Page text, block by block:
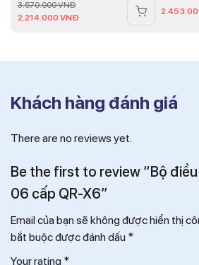
3.570.000VNĐ
2.214.000 VNĐ
Khách hàng đánh giá
There are no reviews yet.
Be the first to review “Bộ
06 cấp QR-X6”
Email của bạn sẽ không được hiển thị
bắt buộc được đánh dấu *
Your rating *